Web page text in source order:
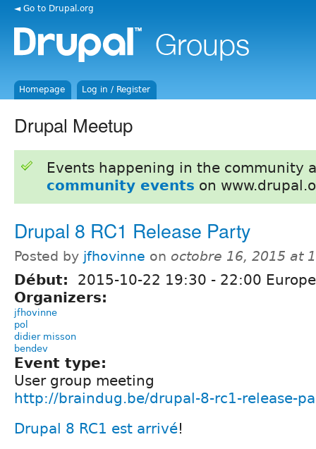
◄ Go to Drupal.org
Homepage Log in / Register
Drupal Meetup
Events happening in the community
community events on
Drupal 8 RC1 Release Party
Posted by jfhovinne on octobre 16, 2015 at
Début: 2015-10-22 19:30 - 22:00
Organizers:
jfhovinne
pol
didier misson
bendev
Event type:
User group meeting
http://braindug.be/drupal-8-rc1-release-
Drupal 8 RC1 est arrivé!